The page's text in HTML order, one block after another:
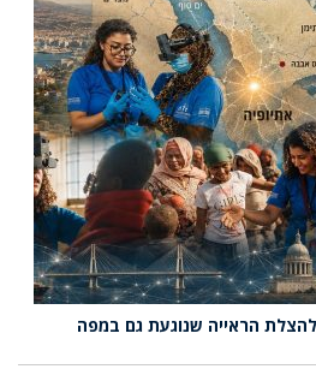
הראייה שנוגעת גם במפה